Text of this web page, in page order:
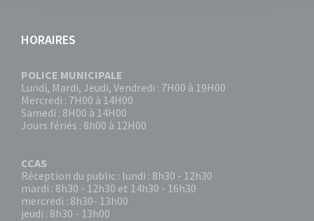
HORAIRES
POLICE MUNICIPALE
Lundi, Mardi, Jeudi, Vendredi : 7H00 à 19H00
Mercredi : 7H00 à 14H00
Samedi : 8H00 à 14H00
Jours fériés : 8h00 à 12H00
CCAS
Réception du public : lundi : 8h30 - 12h30
mardi : 8h30 - 12h30 et 14h30 - 16h30
mercredi : 8h30- 13h00
jeudi : 8h30 - 13h00